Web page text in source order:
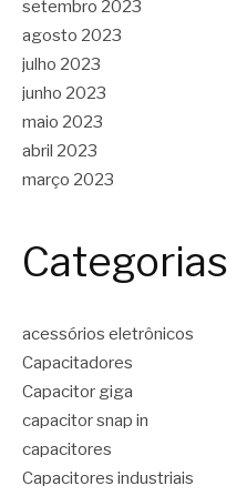
setembro 2023
agosto 2023
julho 2023
junho 2023
maio 2023
abril 2023
março 2023
Categorias
acessórios eletrônicos
Capacitadores
Capacitor giga
capacitor snap in
capacitores
Capacitores industriais